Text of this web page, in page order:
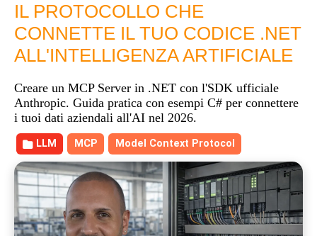
IL PROTOCOLLO CHE
CONNETTE IL TUO CODICE .NET
ALL'INTELLIGENZA ARTIFICIALE
Creare un MCP Server in .NET con l'SDK ufficiale
Anthropic. Guida pratica con esempi C# per connettere
i tuoi dati aziendali all'AI nel 2026.
LLM MCP Model Context Protocol